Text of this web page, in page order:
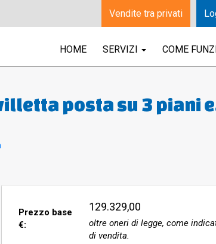
HOME SERVIZI COME
posta su 3 piani e
in open-
locale
primo piano,
soggiorno; piano
tre stanze.
Prezzo base
€:
129.329,00
oltre oneri di legge, come
di vendita.
Vendite tra privati